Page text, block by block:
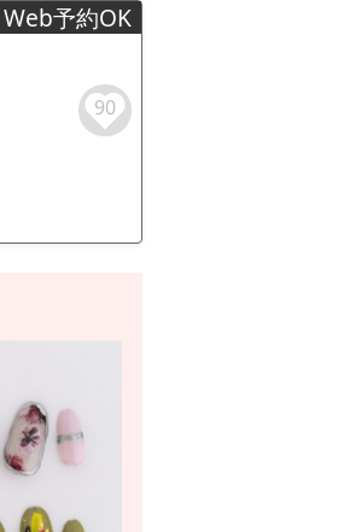
Web予約OK
90